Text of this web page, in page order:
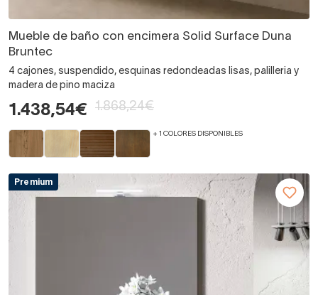
Mueble de baño con encimera Solid Surface Duna
Bruntec
4 cajones, suspendido, esquinas redondeadas lisas, palilleria y
madera de pino maciza
1.438,54€ 1.868,24€
+ 1 COLORES DISPONIBLES
Premium